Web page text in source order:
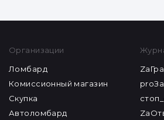
Организации
Ломбард
Комиссионный магазин
Скупка
Автоломбард